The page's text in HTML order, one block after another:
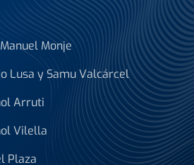
Monje
Lusa y Samu Valcárcel
Arruti
Vilella
Plaza